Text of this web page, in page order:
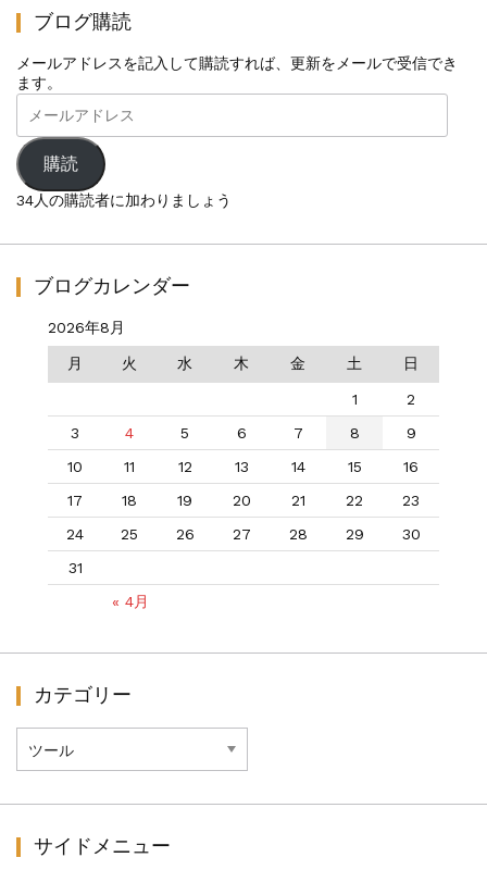
ブログ購読
メールアドレスを記入して購読すれば、更新をメールで受信でき
ます。
メ
ー
ル
ア
ド
レ
購読
34人の購読者に加わりましょう
ブログカレンダー
2026年8月
月 火 水 木 金 土 日
« 4月
1
2
3
4 5 6 7 8
9
10
11 12 13 14 15
16
17
18 19 20 21 22
23
24
25 26 27 28 29
30
31
カテゴリー
テ
ゴ
サイドメニュー